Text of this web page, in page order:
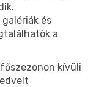
és
a
kívüli